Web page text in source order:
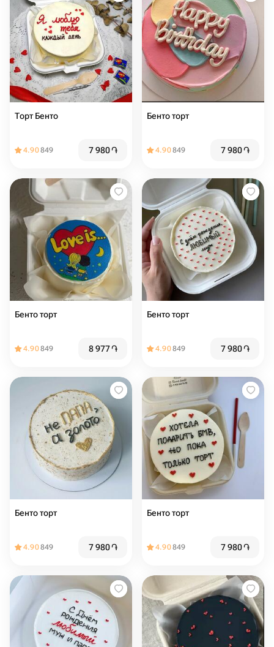
Торт Бенто
4.90849 7 980֏
Бенто торт
4.90849 7 980֏
Бенто торт
4.90849 8 977֏
Бенто торт
4.90849 7 980֏
Бенто торт
4.90849 7 980֏
Бенто торт
4.90849 7 980֏